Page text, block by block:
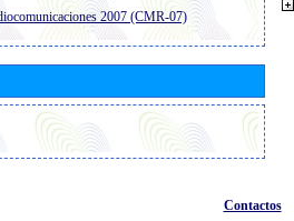
2007 (CMR-07)
Contactos